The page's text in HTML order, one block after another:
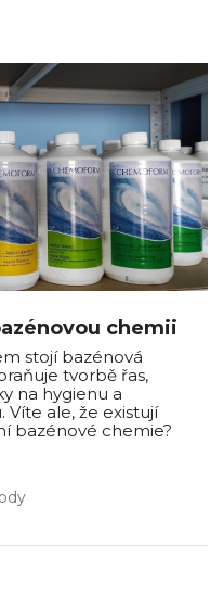
chemii
stojí bazénová
tvorbě řas,
na hygienu a
Víte ale, že existují
bazénové chemie?